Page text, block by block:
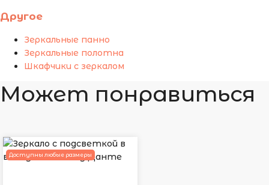
Другое
Зеркальные панно
Зеркальные полотна
Шкафчики с зеркалом
Может понравиться
Доступны любые размеры